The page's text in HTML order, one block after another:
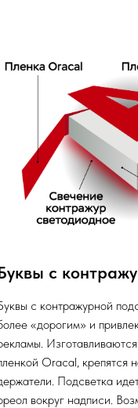
с
с контражурной
«дорогим» и
Oracal, крепятся
Подсветка
вокруг надписи.